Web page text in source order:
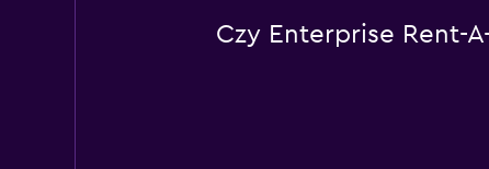
Czy Enterprise Rent-